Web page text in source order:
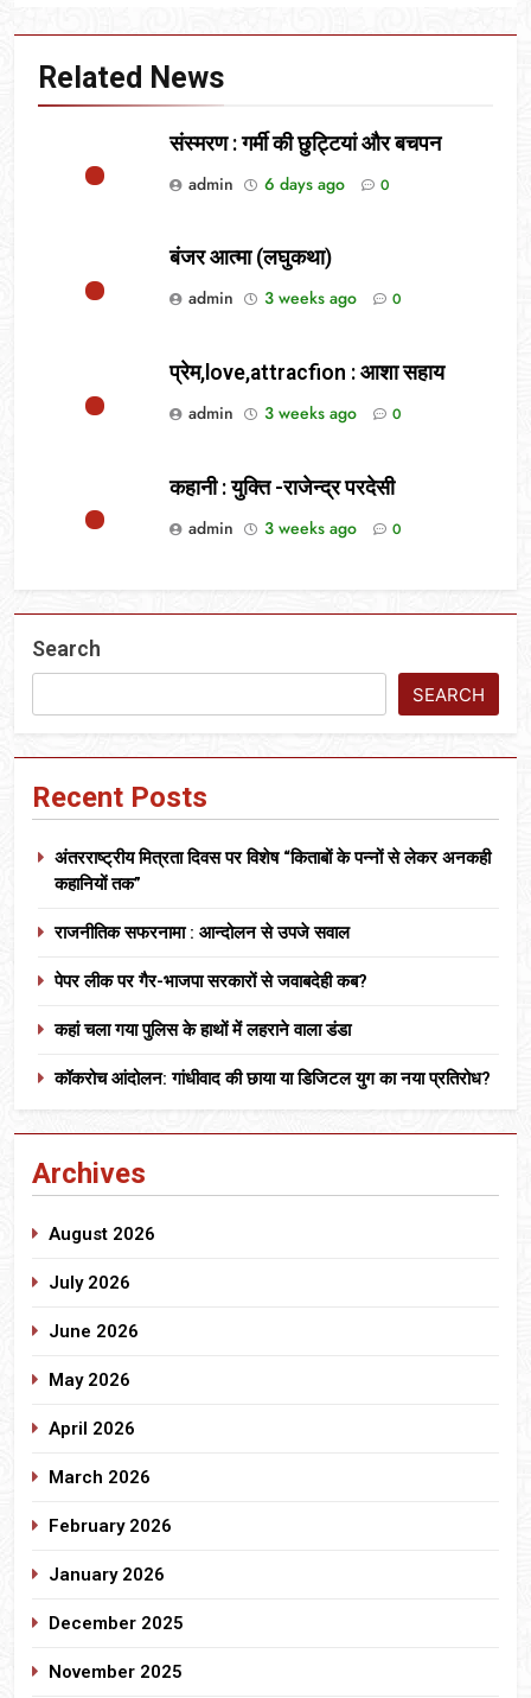
Related News
संस्मरण : गर्मी की छुट्टियां और बचपन
admin
6 days ago 0
बंजर आत्मा (लघुकथा)
admin
3 weeks ago 0
प्रेम,love,attracfion : आशा सहाय
admin
3 weeks ago 0
कहानी : युक्ति -राजेन्द्र परदेसी
admin
3 weeks ago 0
Search
SEARCH
Recent Posts
अंतरराष्ट्रीय मित्रता दिवस पर विशेष “किताबों के पन्नों से लेकर अनकही
कहानियों तक”
राजनीतिक सफरनामा : आन्दोलन से उपजे सवाल
पेपर लीक पर गैर-भाजपा सरकारों से जवाबदेही कब?
कहां चला गया पुलिस के हाथों में लहराने वाला डंडा
कॉकरोच आंदोलन: गांधीवाद की छाया या डिजिटल युग का नया प्रतिरोध?
Archives
August 2026
July 2026
June 2026
May 2026
April 2026
March 2026
February 2026
January 2026
December 2025
November 2025